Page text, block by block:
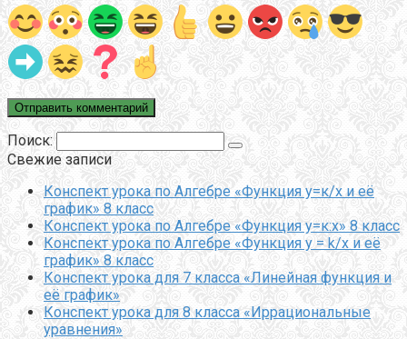
Поиск:
Свежие записи
Конспект урока по Алгебре «Функция у=к/х и её
график» 8 класс
Конспект урока по Алгебре «Функция у=к:х» 8 класс
Конспект урока по Алгебре «Функция y = k/x и её
график» 8 класс
Конспект урока для 7 класса «Линейная функция и
её график»
Конспект урока для 8 класса «Иррациональные
уравнения»